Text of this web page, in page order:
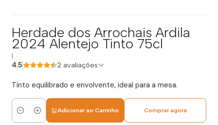
Herdade dos Arrochais Ardila
2024 Alentejo Tinto 75cl
4.5 2 avaliações
Tinto equilibrado e envolvente, ideal para a mesa.
Quantidade
Adicionar ao Carrinho Comprar agora